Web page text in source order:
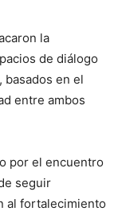
la
de diálogo
basados en el
entre ambos
por el encuentro
seguir
al fortalecimiento